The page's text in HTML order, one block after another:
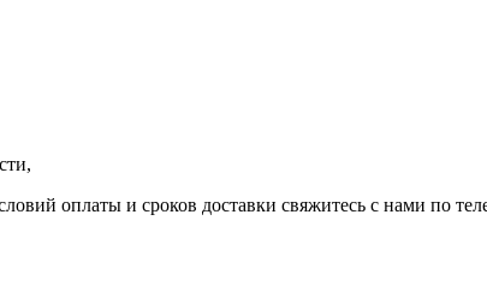
оплаты и сроков доставки свяжитесь с нами по